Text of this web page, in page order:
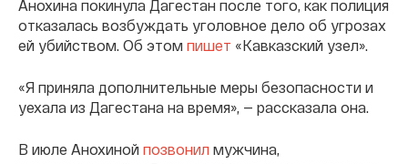
Анохина покинула Дагестан после того, как полиция
отказалась возбуждать уголовное дело об угрозах
ей убийством. Об этом пишет «Кавказский узел».
«Я приняла дополнительные меры безопасности и
уехала из Дагестана на время», — рассказала она.
В июле Анохиной позвонил мужчина,